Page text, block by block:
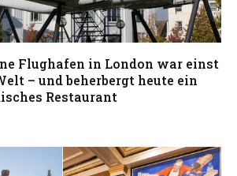
Flughafen in London war einst
– und beherbergt heute ein
Restaurant